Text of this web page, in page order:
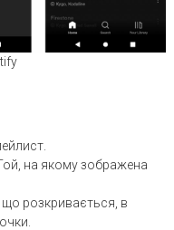
на якому зображена
розкривається, в